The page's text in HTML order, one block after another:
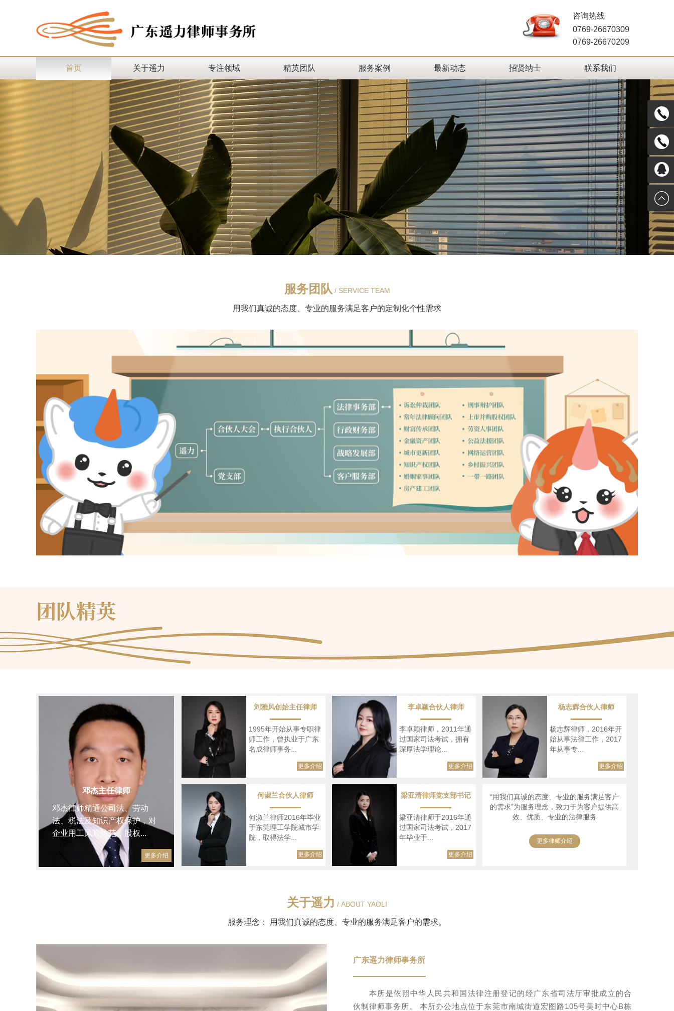
咨询热线
0769-26670309
0769-26670209
首页 关于遥力 专注领域 精英团队 服务案例 最新动态 招贤纳士 联系我们
服务团队 / SERVICE TEAM
用我们真诚的态度、专业的服务满足客户的定制化个性需求
邓杰主任律师
邓杰律师精通公司法、劳动
法、税法及知识产权保护，对
企业用工风险防范，股权...
更多介绍
刘雅风创始主任律师
1995年开始从事专职律
师工作，曾执业于广东
名成律师事务...
更多介绍
李卓颖合伙人律师
李卓颖律师，2011年通
过国家司法考试，拥有
深厚法学理论...
更多介绍
杨志辉合伙人律师
杨志辉律师，2016年开
始从事法律工作，2017
年从事专...
更多介绍
何淑兰合伙人律师
何淑兰律师2016年毕业
于东莞理工学院城市学
院，取得法学...
更多介绍
梁亚清律师党支部书记
梁亚清律师于2016年通
过国家司法考试，2017
年毕业于...
更多介绍
“用我们真诚的态度、专业的服务满足客户
的需求”为服务理念，致力于为客户提供高
效、优质、专业的法律服务
更多律师介绍
关于遥力 / ABOUT YAOLI
服务理念： 用我们真诚的态度、专业的服务满足客户的需求。
广东遥力律师事务所
本所是依照中华人民共和国法律注册登记的经广东省司法厅审批成立的合
伙制律师事务所。 本所办公地点位于东莞市南城街道宏图路105号美时中心B栋